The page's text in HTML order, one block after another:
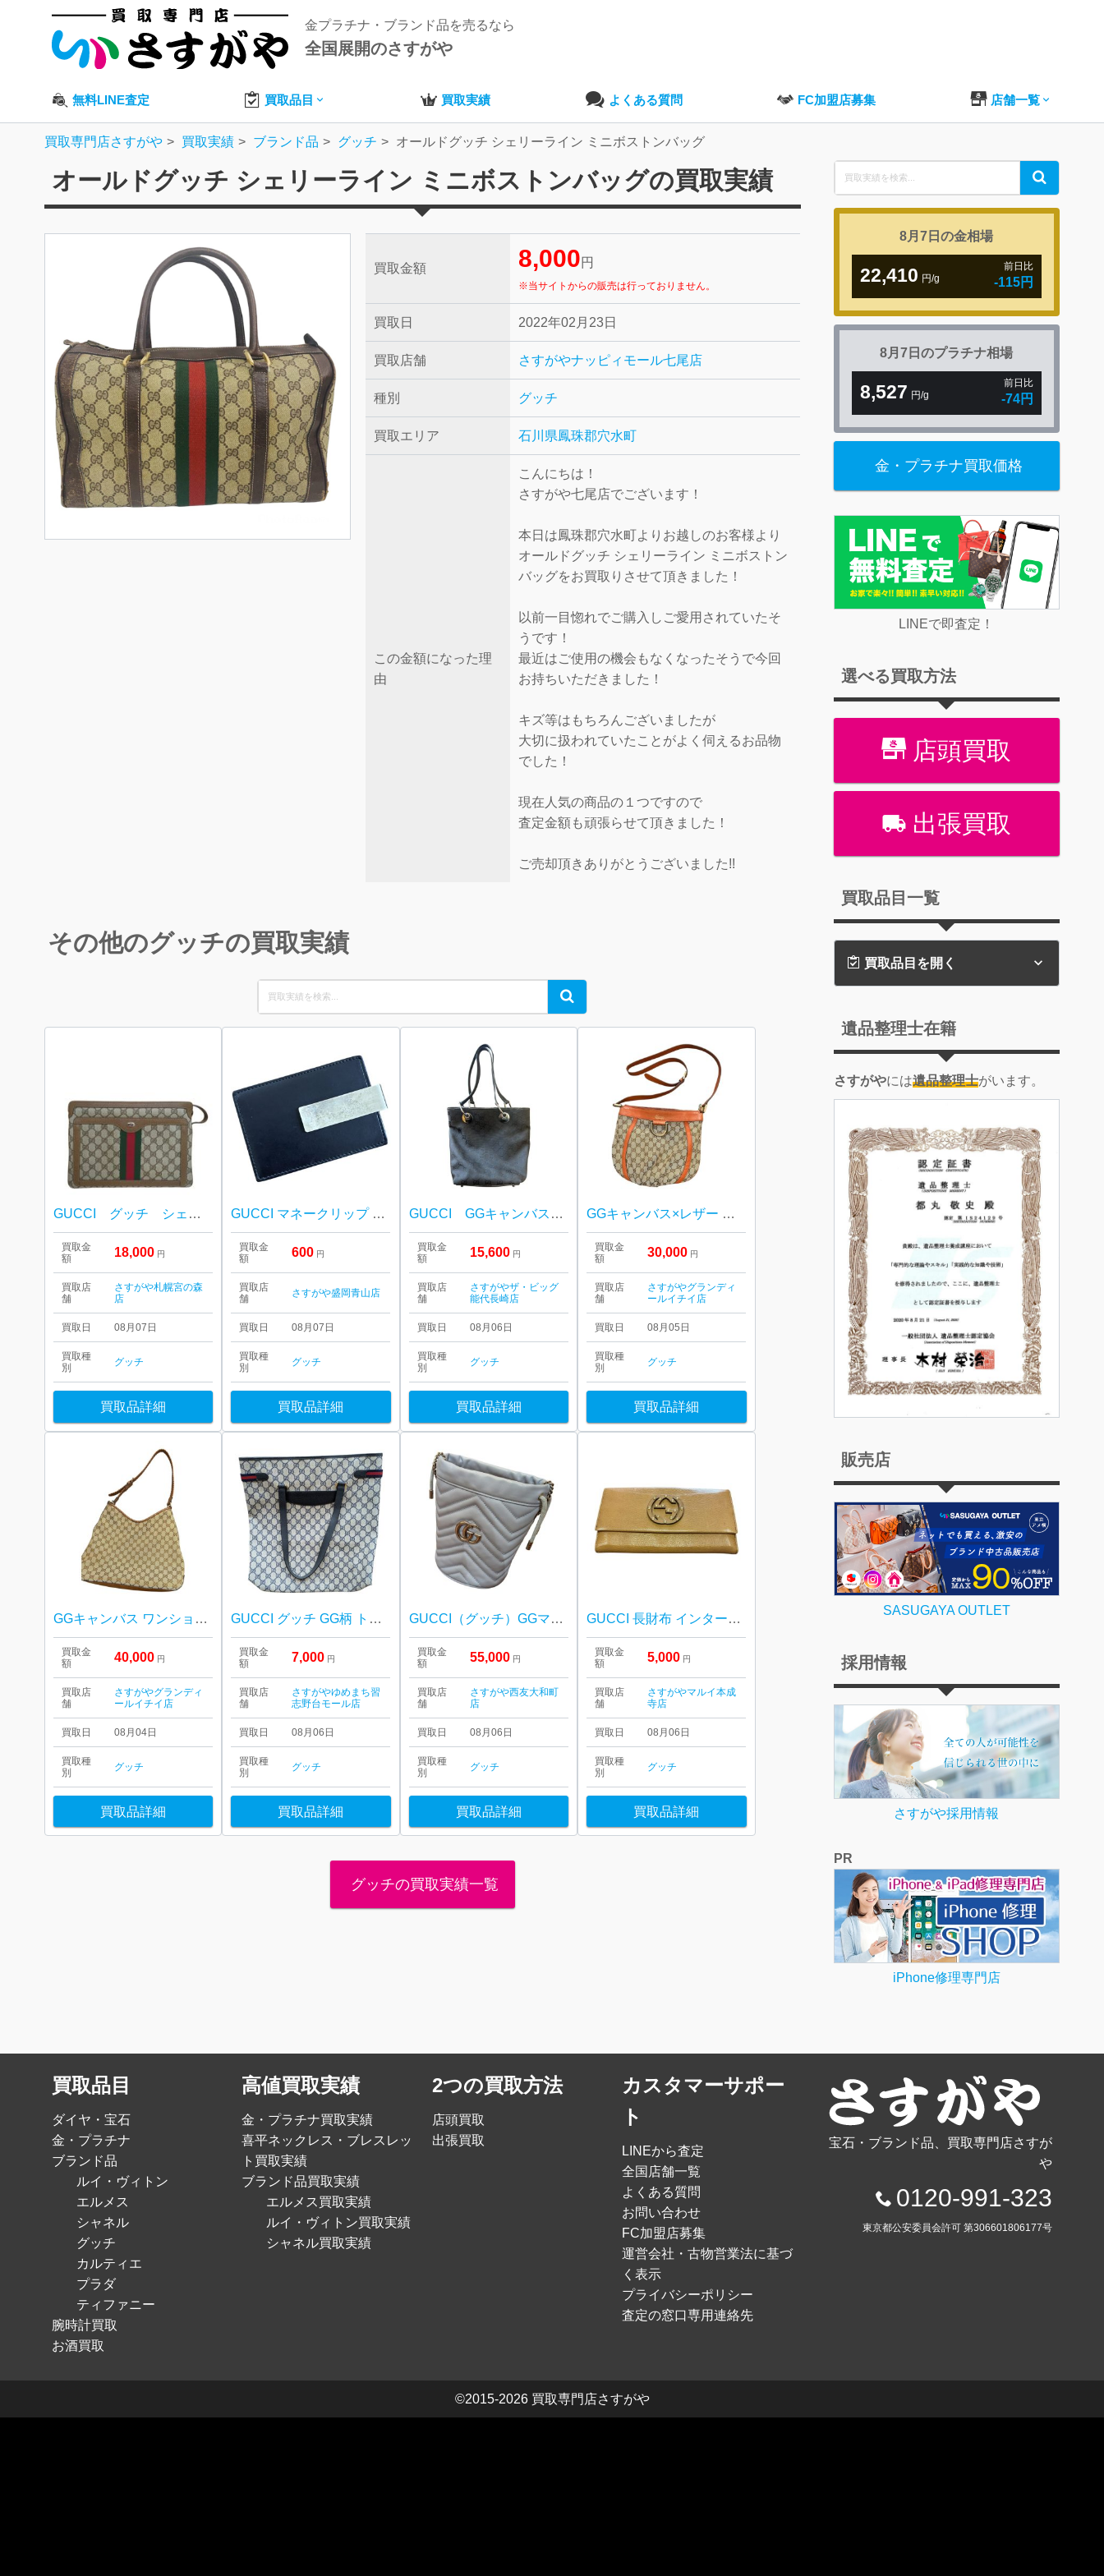
金プラチナ・ブランド品を売るなら
全国展開のさすがや
無料LINE査定 買取品目 買取実績 よくある質問 FC加盟店募集 店舗一覧
買取専門店さすがや 買取実績 ブランド品 グッチ オールドグッチ シェリーライン ミニボストンバッグ
オールドグッチ シェリーライン ミニボストンバッグの買取実績
買取金額 8,000 円
※当サイトからの販売は行っておりません。
買取日 2022年02月23日
買取店舗 さすがやナッピィモール七尾店
種別 グッチ
買取エリア 石川県鳳珠郡穴水町
この金額になった理
由
こんにちは！
さすがや七尾店でございます！
本日は鳳珠郡穴水町よりお越しのお客様より
オールドグッチ シェリーライン ミニボストン
バッグをお買取りさせて頂きました！
以前一目惚れでご購入しご愛用されていたそ
うです！
最近はご使用の機会もなくなったそうで今回
お持ちいただきました！
キズ等はもちろんございましたが
大切に扱われていたことがよく伺えるお品物
でした！
現在人気の商品の１つですので
査定金額も頑張らせて頂きました！
ご売却頂きありがとうございました!!
その他のグッチの買取実績
Search
for:
Search
GUCCI グッチ シェリーライン オールドグッチ ショルダーバッグ
買取金
額
18,000 円
買取店
舗
さすがや札幌宮の森
店
買取日 08月07日
買取種
別
グッチ
買取品詳細
GUCCI マネークリップ カード入れ ブランド 小物
買取金
額
600 円
買取店
舗
さすがや盛岡青山店
買取日 08月07日
買取種
別
グッチ
買取品詳細
GUCCI GGキャンバス バッグ 買取り
買取金
額
15,600 円
買取店
舗
さすがやザ・ビッグ
能代長崎店
買取日 08月06日
買取種
別
グッチ
買取品詳細
GGキャンバス×レザー アビー Dリング ショルダーバッグをお買取りいたしました！
買取金
額
30,000 円
買取店
舗
さすがやグランディ
ールイチイ店
買取日 08月05日
買取種
別
グッチ
買取品詳細
GGキャンバス ワンショルダーバッグをお買取りいたしました！
買取金
額
40,000 円
買取店
舗
さすがやグランディ
ールイチイ店
買取日 08月04日
買取種
別
グッチ
買取品詳細
GUCCI グッチ GG柄 トートバッグ
買取金
額
7,000 円
買取店
舗
さすがやゆめまち習
志野台モール店
買取日 08月06日
買取種
別
グッチ
買取品詳細
GUCCI（グッチ）GGマーモント バケットバッグ
買取金
額
55,000 円
買取店
舗
さすがや西友大和町
店
買取日 08月06日
買取種
別
グッチ
買取品詳細
GUCCI 長財布 インターロッキング GG 428740
買取金
額
5,000 円
買取店
舗
さすがやマルイ本成
寺店
買取日 08月06日
買取種
別
グッチ
買取品詳細
グッチの買取実績一覧
Search
for:
Search
8月7日の金相場
22,410 円/g
前日比
-115円
8月7日のプラチナ相場
8,527 円/g
前日比
-74円
金・プラチナ買取価格
LINEで即査定！
選べる買取方法
店頭買取
出張買取
買取品目一覧
買取品目を開く
遺品整理士在籍
さすがやには遺品整理士がいます。
販売店
SASUGAYA OUTLET
採用情報
さすがや採用情報
PR
iPhone修理専門店
買取品目
ダイヤ・宝石
金・プラチナ
ブランド品
ルイ・ヴィトン
エルメス
シャネル
グッチ
カルティエ
プラダ
ティファニー
腕時計買取
お酒買取
高値買取実績
金・プラチナ買取実績
喜平ネックレス・ブレスレッ
ト買取実績
ブランド品買取実績
エルメス買取実績
ルイ・ヴィトン買取実績
シャネル買取実績
2つの買取方法
店頭買取
出張買取
カスタマーサポー
ト
LINEから査定
全国店舗一覧
よくある質問
お問い合わせ
FC加盟店募集
運営会社・古物営業法に基づ
く表示
プライバシーポリシー
査定の窓口専用連絡先
宝石・ブランド品、買取専門店さすが
や
0120-991-323
東京都公安委員会許可 第306601806177号
©2015-2026 買取専門店さすがや